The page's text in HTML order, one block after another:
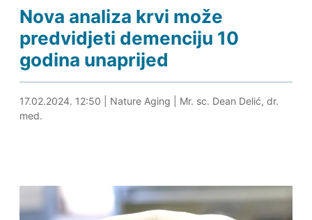
Nova analiza krvi može
predvidjeti demenciju 10
godina unaprijed
17.02.2024. 13:07
17.02.2024. 12:50 Nature Aging
Mr. sc. Dean Delić, dr.
med.